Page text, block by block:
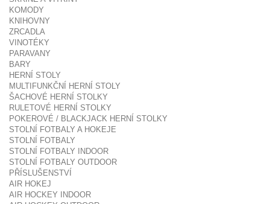
KOMODY
KNIHOVNY
ZRCADLA
VINOTÉKY
PARAVANY
BARY
HERNÍ STOLY
MULTIFUNKČNÍ HERNÍ STOLY
ŠACHOVÉ HERNÍ STOLKY
RULETOVÉ HERNÍ STOLKY
POKEROVÉ / BLACKJACK HERNÍ STOLKY
STOLNÍ FOTBALY A HOKEJE
STOLNÍ FOTBALY
STOLNÍ FOTBALY INDOOR
STOLNÍ FOTBALY OUTDOOR
PŘÍSLUŠENSTVÍ
AIR HOKEJ
AIR HOCKEY INDOOR